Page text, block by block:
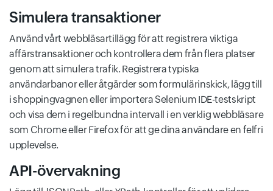
Simulera transaktioner
Använd vårt webbläsartillägg för att registrera viktiga
affärstransaktioner och kontrollera dem från flera platser
genom att simulera trafik. Registrera typiska
användarbanor eller åtgärder som formulärinskick, lägg till
i shoppingvagnen eller importera Selenium IDE-testskript
och visa dem i regelbundna intervall i en verklig webbläsare
som Chrome eller Firefox för att ge dina användare en felfri
upplevelse.
API-övervakning